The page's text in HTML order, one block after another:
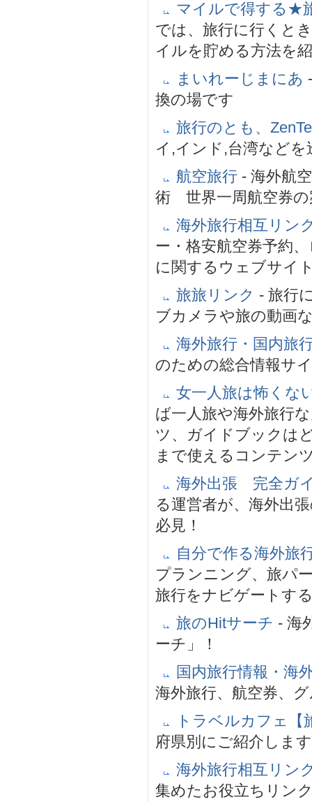
マイルで得する★
では、旅行に行くと
イルを貯める方法を
まいれーじまにあ
換の場です
旅行のとも、
イ,インド,台湾など
航空旅行 - 海外航
術 世界一周航空券の
海外旅行相互リン
ー・格安航空券予約
に関するウェブサイ
旅旅リンク - 旅行
ブカメラや旅の動画
海外旅行・国内旅
のための総合情報サ
女一人旅は怖くな
ば一人旅や海外旅行
ツ、ガイドブックは
まで使えるコンテン
海外出張 完全ガ
る運営者が、海外出
必見！
自分で作る海外旅
プランニング、旅パ
旅行をナビゲートす
旅のHitサーチ - 海
ーチ」！
国内旅行情報・
海外旅行、航空券、
トラベルカフェ
府県別にご紹介しま
海外旅行相互リン
集めたお役立ちリン